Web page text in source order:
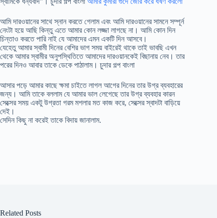
আমি দারওয়ানের সাথে স্নান করতে গেলাম এবং আমি দারওয়ানের সামনে সম্পূর্ন
নেংটা হয়ে আছি কিন্তু এতে আমার কোন লজ্জা লাগছে না। আমি কোন দিন
চিন্তাও করতে পারি নাই যে আমাদের এমন একটি দিন আসবে।
যেহেতু আমার স্বামী দিনের বেশির ভাগ সময় বাইরেই থাকে তাই ভাবছি এখন
থেকে আমার স্বামীর অনুপস্থিতিতে আমাদের দারওয়ানকেই বিছানায় নেব। তার
পরের দিনও আবার তাকে ডেকে পাঠালাম। চুদার গল্প বাংলা
আসার পড়ে আমার কাছে ক্ষমা চাইতে লাগল আগের দিনের তার উগ্র ব্যবহারের
জন্য। আমি তাকে বললাম যে আমার ভাল লেগেছে তার উগ্র ব্যবহার কারন
সেক্সের সময় একটু উগ্রতা গরম মশলার মত কাজ করে, সেক্সের স্বাদটা বাড়িয়ে
দেই।
সেদিন কিছু না করেই তাকে বিদায় জানালাম.
Related Posts